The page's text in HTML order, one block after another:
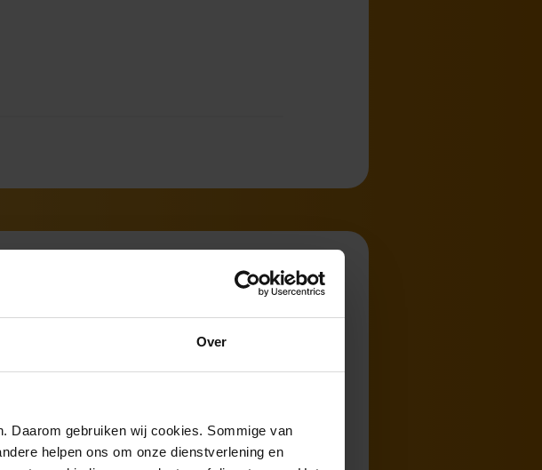
Over
Daarom gebruiken wij cookies. Sommige van
helpen ons om onze dienstverlening en
weggedoken achter een